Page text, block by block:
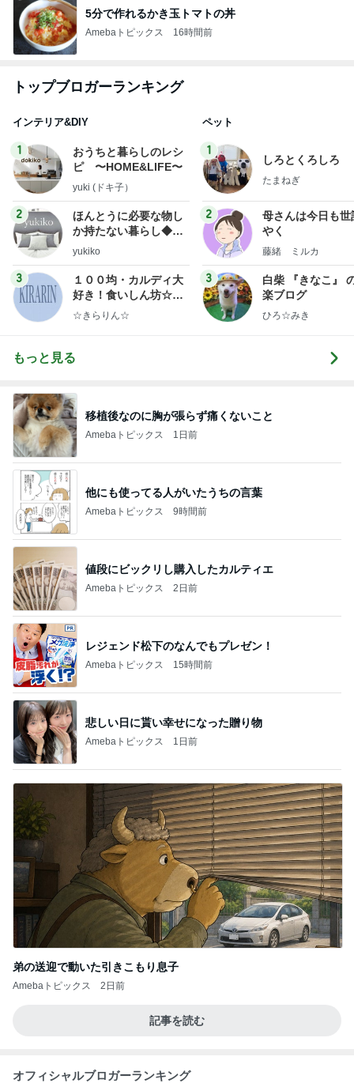
5分で作れるかき玉トマトの丼
Amebaトピックス 16時間前
トップブロガーランキング
インテリア&DIY
1
おうちと暮らしのレシ
ピ 〜HOME&LIFE〜
yuki (ドキ子）
2
ほんとうに必要な物し
か持たない暮らし◆Ke
ep Life Simple◆〜イ
yukiko
3
１００均・カルディ大
好き！食いしん坊☆き
らりん☆のブログ
☆きらりん☆
ペット
1
しろとくろしろ
たまねぎ
2
母さんは今日も世
やく
藤緒 ミルカ
3
白柴 『きなこ』
楽ブログ
ひろ☆みき
もっと見る
移植後なのに胸が張らず痛くないこと
Amebaトピックス 1日前
他にも使ってる人がいたうちの言葉
Amebaトピックス 9時間前
値段にビックリし購入したカルティエ
Amebaトピックス 2日前
レジェンド松下のなんでもプレゼン！
Amebaトピックス 15時間前
悲しい日に貰い幸せになった贈り物
Amebaトピックス 1日前
弟の送迎で動いた引きこもり息子
Amebaトピックス 2日前
記事を読む
オフィシャルブロガーランキング